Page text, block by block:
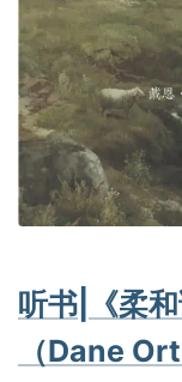
听书|《柔
（Dane